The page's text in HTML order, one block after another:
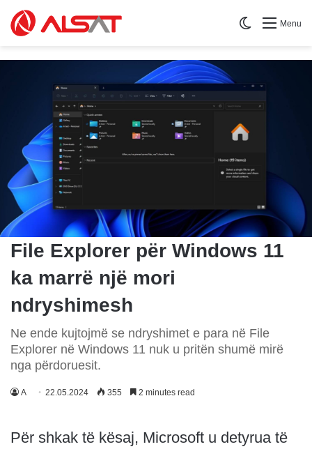
Menu
Switch skin
File Explorer për Windows 11
ka marrë një mori
ndryshimesh
Ne ende kujtojmë se ndryshimet e para në File
Explorer në Windows 11 nuk u pritën shumë mirë
nga përdoruesit.
A 22.05.2024 355 2 minutes read
Për shkak të kësaj, Microsoft u detyrua të